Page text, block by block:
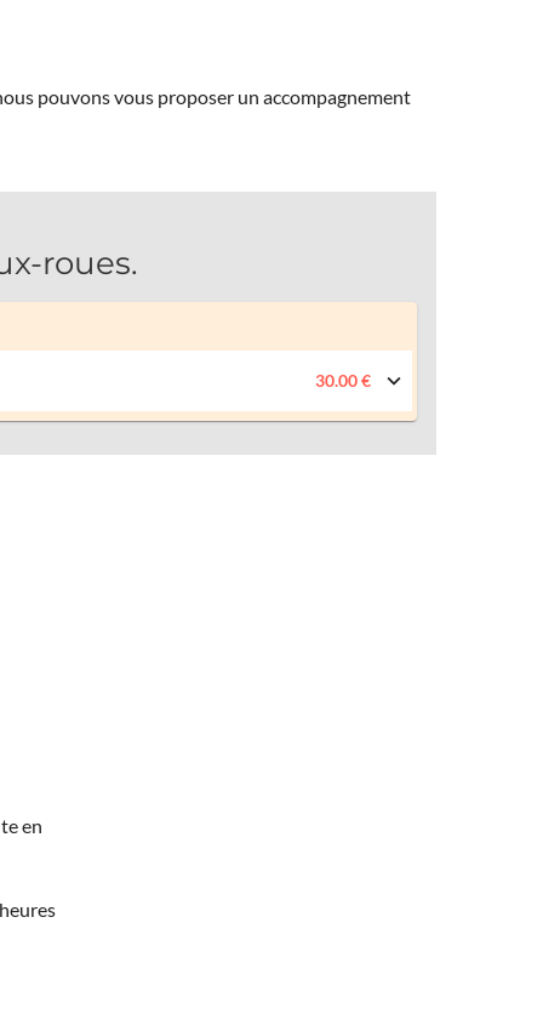
pouvons vous proposer un accompagnement
roues.
30.00 €
en